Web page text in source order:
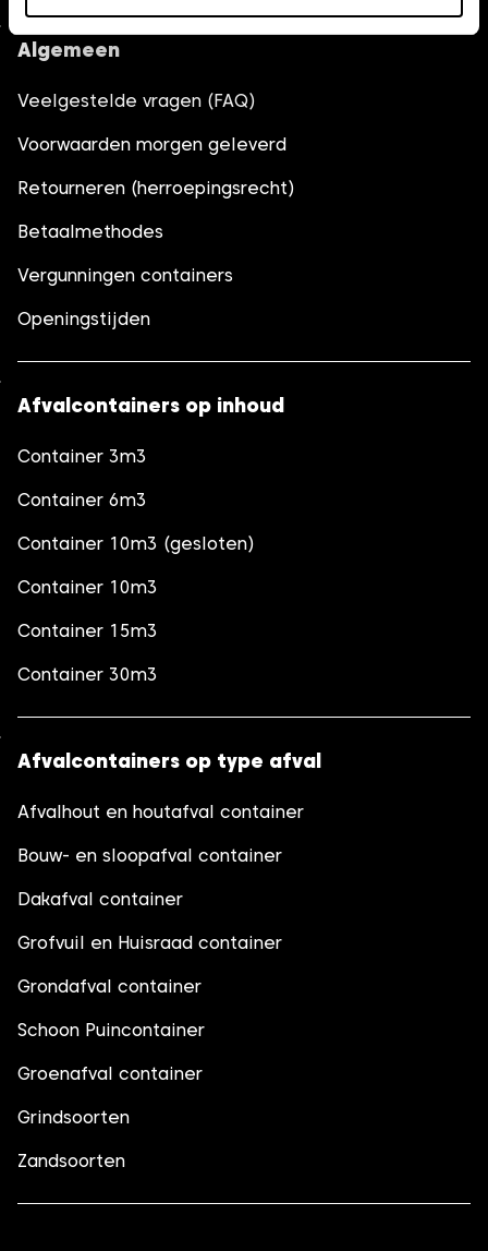
Algemeen
Veelgestelde vragen (FAQ)
Voorwaarden morgen geleverd
Retourneren (herroepingsrecht)
Betaalmethodes
Vergunningen containers
Openingstijden
Afvalcontainers op inhoud
Container 3m3
Container 6m3
Container 10m3 (gesloten)
Container 10m3
Container 15m3
Container 30m3
Afvalcontainers op type afval
Afvalhout en houtafval container
Bouw- en sloopafval container
Dakafval container
Grofvuil en Huisraad container
Grondafval container
Schoon Puincontainer
Groenafval container
Grindsoorten
Zandsoorten